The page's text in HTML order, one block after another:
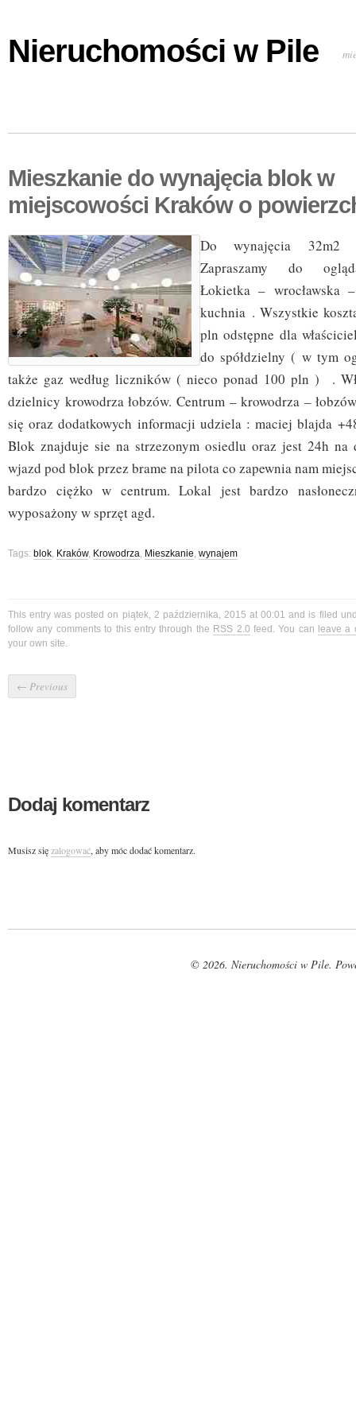
Nieruchomości w Pile
Mieszkanie do wynajęcia blok w
miejscowości Kraków o
Do wynajęcia 32m2
Zapraszamy do
Łokietka – wrocławska
kuchnia . Wszystkie
pln odstępne dla
do spółdzielny ( w tym
także gaz według liczników ( nieco ponad 100 pln ) .
dzielnicy krowodrza łobzów. Centrum – krowodrza –
się oraz dodatkowych informacji udziela : maciej blajda
Blok znajduje sie na strzezonym osiedlu oraz jest 24h na
wjazd pod blok przez brame na pilota co zapewnia nam
bardzo ciężko w centrum. Lokal jest bardzo
wyposażony w sprzęt agd.
Tags: blok, Kraków, Krowodrza, Mieszkanie, wynajem
This entry was posted on piątek, 2 października, 2015 at 00:01 and is filed
follow any comments to this entry through the RSS 2.0 feed. You can leave a
your own site.
← Previous
Dodaj komentarz
Musisz sięzalogować, aby móc dodać komentarz.
© 2026. Nieruchomości w Pile.